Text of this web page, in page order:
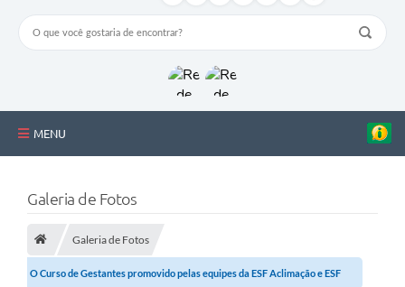
MENU
Telefones Úteis
Estrutura Administrativa
Galeria de Fotos
Galeria de Fotos
O Curso de Gestantes promovido pelas equipes da ESF Aclimação e ESF